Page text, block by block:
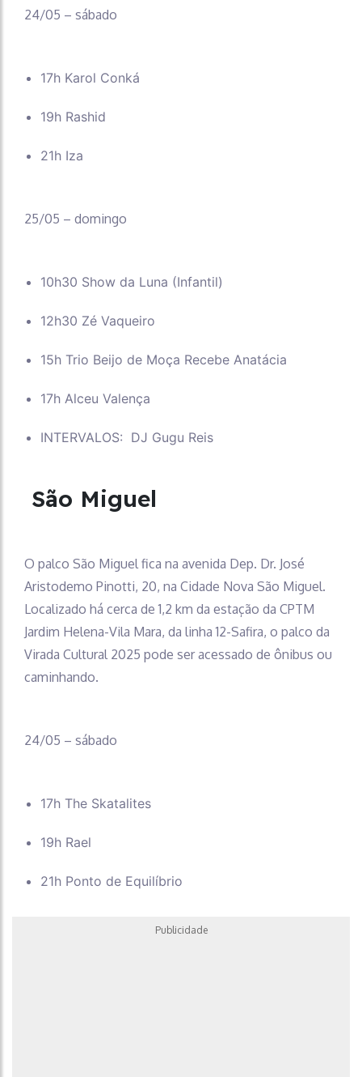
24/05 – sábado
17h Karol Conká
19h Rashid
21h Iza
25/05 – domingo
10h30 Show da Luna (Infantil)
12h30 Zé Vaqueiro
15h Trio Beijo de Moça Recebe Anatácia
17h Alceu Valença
INTERVALOS: DJ Gugu Reis
São Miguel
O palco São Miguel fica na avenida Dep. Dr. José
Aristodemo Pinotti, 20, na Cidade Nova São Miguel.
Localizado há cerca de 1,2 km da estação da CPTM
Jardim Helena-Vila Mara, da linha 12-Safira, o palco da
Virada Cultural 2025 pode ser acessado de ônibus ou
caminhando.
24/05 – sábado
17h The Skatalites
19h Rael
21h Ponto de Equilíbrio
Publicidade